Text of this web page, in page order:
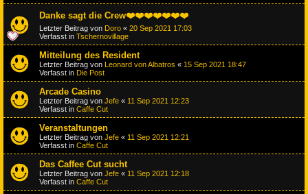
Danke sagt die Crew❤️❤️❤️❤️❤️❤️❤️
Letzter Beitrag von Doro « 20 Sep 2021 17:03
Verfasst in Tschernovillage
Mitteilung des Resident
Letzter Beitrag von Leonard von Albatros « 15 Sep 2021 18:47
Verfasst in Die Post
Arcade Casino
Letzter Beitrag von Jefe « 11 Sep 2021 12:23
Verfasst in Caffe Cut
Veranstaltungen
Letzter Beitrag von Jefe « 11 Sep 2021 12:21
Verfasst in Caffe Cut
Das Caffee Cut sucht
Letzter Beitrag von Jefe « 11 Sep 2021 12:18
Verfasst in Caffe Cut